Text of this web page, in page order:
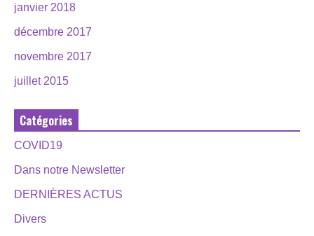
janvier 2018
décembre 2017
novembre 2017
juillet 2015
Catégories
COVID19
Dans notre Newsletter
DERNIÈRES ACTUS
Divers